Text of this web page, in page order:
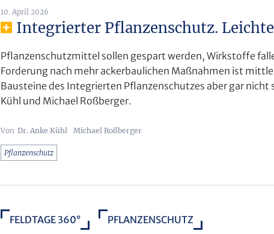
10. April 2026
Integrierter Pflanzenschutz.
Pflanzenschutzmittel sollen gespart werden, Wirkstoffe
Forderung nach mehr ackerbaulichen Maßnahmen ist
Bausteine des Integrierten Pflanzenschutzes aber gar nicht
Kühl und Michael Roßberger.
Dr. Anke Kühl Michael Roßberger
Pflanzenschutz
FELDTAGE 360° PFLANZENSCHUTZ